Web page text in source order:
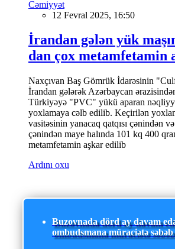
Cəmiyyət
12 Fevral 2025, 16:50
İrandan gələn yük
dan çox metamfetamin
Naxçıvan Baş Gömrük İdarəsinin
İrandan gələrək Azərbaycan
Türkiyəyə "PVC" yükü aparan
yoxlamaya cəlb edilib. Keçirilən
vasitəsinin yanacaq qatqısı çənindən və
çənindən maye halında 101 kq 400
metamfetamin aşkar edilib
Ardını oxu
Buzovnada dörd ay davam
ombudsmana müraciətə